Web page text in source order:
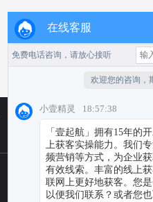
TikTok
在线客服